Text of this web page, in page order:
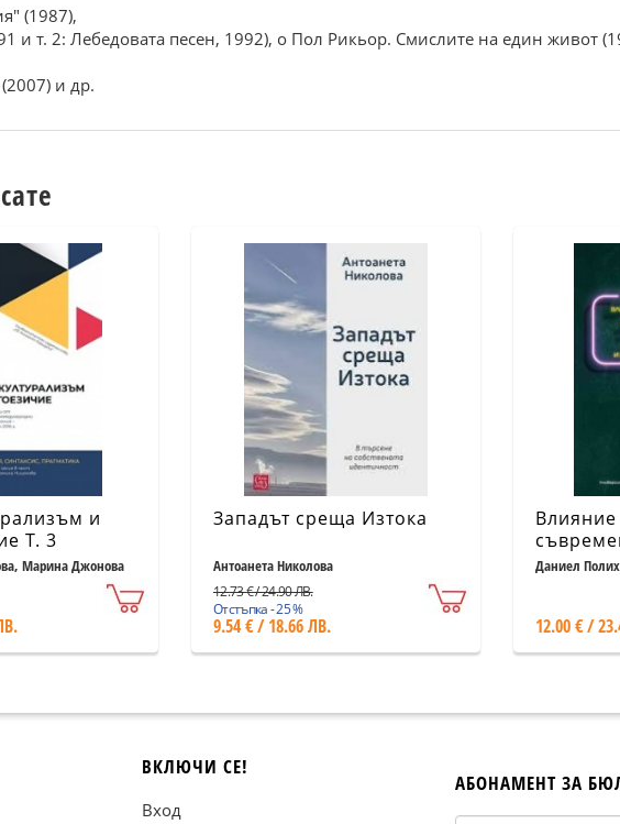
(1987),
и т. 2: Лебедовата песен, 1992), o Пол Рикьор. Смислите на един живот
и др.
и
T. 3
Марина Джонова
Западът среща Изтока
Антоанета Николова
12.73 € / 24.90 ЛВ.
Отстъпка - 25 %
9.54 € / 18.66 ЛВ.
Влияние
музика
младите
Даниел
12.00 € /
ВКЛЮЧИ СЕ!
Вход
АБОНАМЕНТ ЗА